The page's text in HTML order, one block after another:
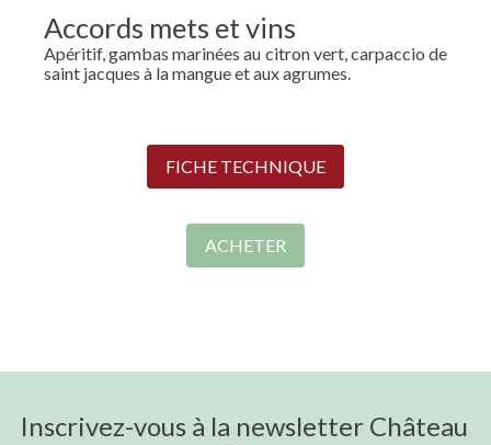
Accords mets et vins
Apéritif, gambas marinées au citron vert, carpaccio de
saint jacques à la mangue et aux agrumes.
FICHE TECHNIQUE
ACHETER
Inscrivez-vous à la newsletter Château